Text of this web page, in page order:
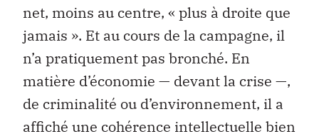
net, moins au centre, « plus à droite que
jamais ». Et au cours de la campagne, il
n’a pratiquement pas bronché. En
matière d’économie — devant la crise —,
de criminalité ou d’environnement, il a
affiché une cohérence intellectuelle bien